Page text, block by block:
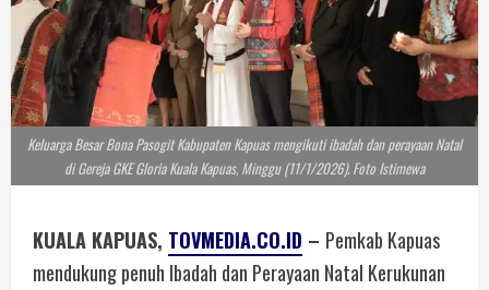
Keluarga Besar Bona Pasogit Kabupaten Kapuas mengikuti ibadah dan perayaan Natal
di Gereja GKE Gloria Kuala Kapuas, Minggu (11/1/2026). Foto Istimewa
KUALA KAPUAS, TOVMEDIA.CO.ID – Pemkab Kapuas
mendukung penuh Ibadah dan Perayaan Natal Kerukunan